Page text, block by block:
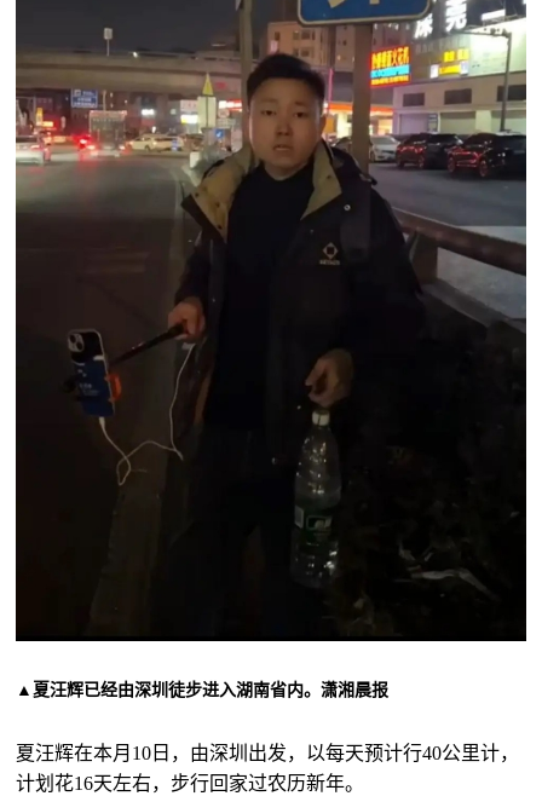
▲夏汪辉已经由深圳徒步进入湖南省内。潇湘晨报
夏汪辉在本月10日，由深圳出发，以每天预计行40公里计，
计划花16天左右，步行回家过农历新年。